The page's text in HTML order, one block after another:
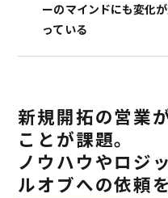
ーのマインドにも変化
っている
新規開拓の営業
ことが課題。
ノウハウやロジ
ルオブへの依頼